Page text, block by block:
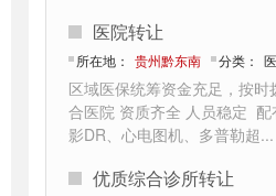
医院转让
所在地： 贵州黔东南 分类：
区域医保统筹资金充足，按
合医院 资质齐全 人员稳定
影DR、心电图机、多普勒超...
优质综合诊所转让